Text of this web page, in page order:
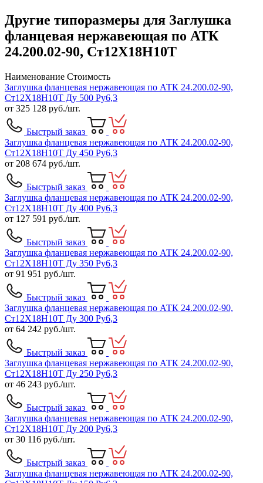
Другие типоразмеры для Заглушка
фланцевая нержавеющая по АТК
24.200.02-90, Ст12Х18Н10Т
Наименование Стоимость
Заглушка фланцевая нержавеющая по АТК 24.200.02-90,
Ст12Х18Н10Т Ду 500 Ру6,3
от 325 128 руб./шт.
Быстрый заказ
Заглушка фланцевая нержавеющая по АТК 24.200.02-90,
Ст12Х18Н10Т Ду 450 Ру6,3
от 208 674 руб./шт.
Быстрый заказ
Заглушка фланцевая нержавеющая по АТК 24.200.02-90,
Ст12Х18Н10Т Ду 400 Ру6,3
от 127 591 руб./шт.
Быстрый заказ
Заглушка фланцевая нержавеющая по АТК 24.200.02-90,
Ст12Х18Н10Т Ду 350 Ру6,3
от 91 951 руб./шт.
Быстрый заказ
Заглушка фланцевая нержавеющая по АТК 24.200.02-90,
Ст12Х18Н10Т Ду 300 Ру6,3
от 64 242 руб./шт.
Быстрый заказ
Заглушка фланцевая нержавеющая по АТК 24.200.02-90,
Ст12Х18Н10Т Ду 250 Ру6,3
от 46 243 руб./шт.
Быстрый заказ
Заглушка фланцевая нержавеющая по АТК 24.200.02-90,
Ст12Х18Н10Т Ду 200 Ру6,3
от 30 116 руб./шт.
Быстрый заказ
Заглушка фланцевая нержавеющая по АТК 24.200.02-90,